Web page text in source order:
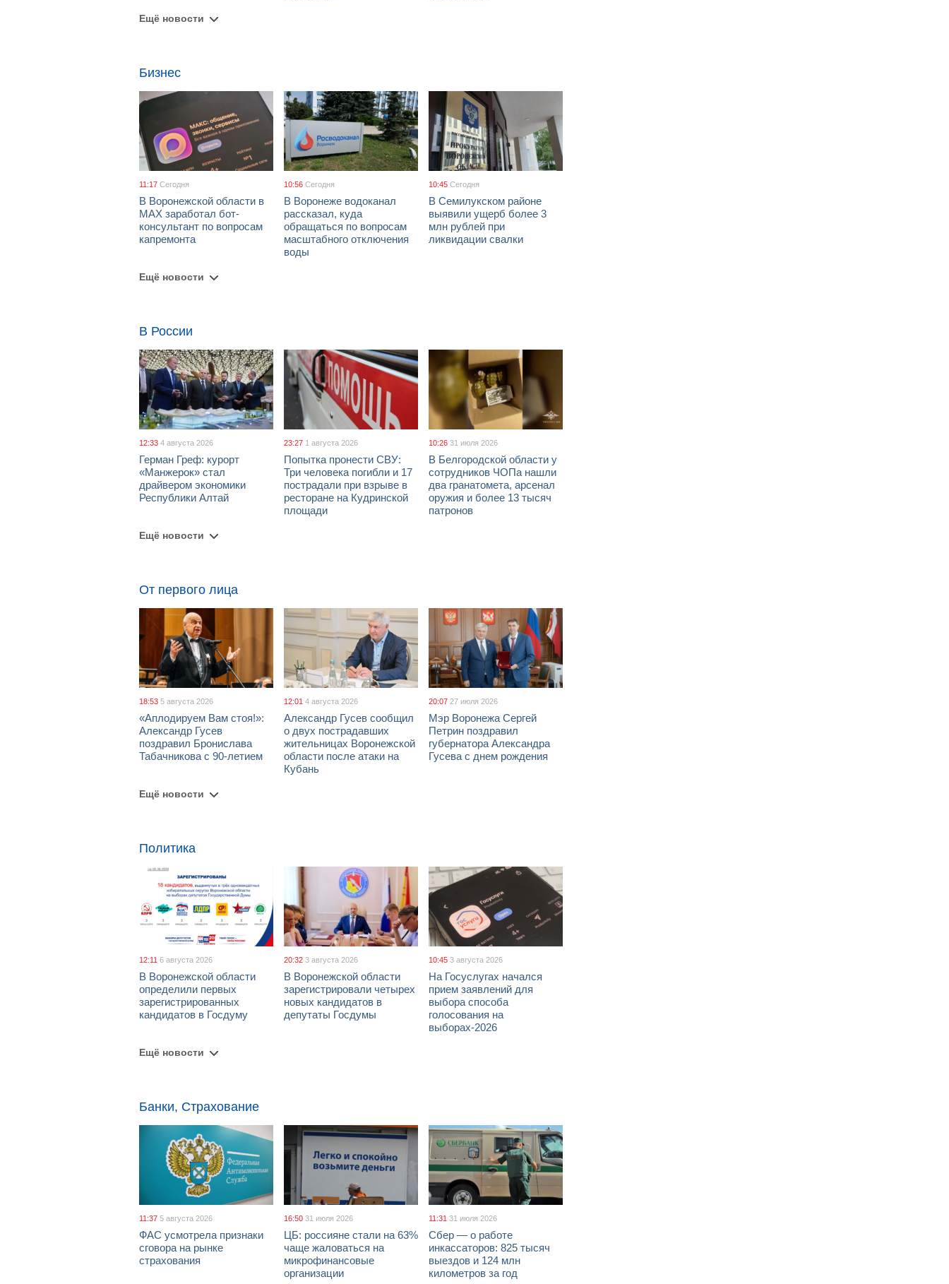
Ещё новости
Бизнес
11:17 Сегодня
В Воронежской области в
МАХ заработал бот-
консультант по вопросам
капремонта
10:56 Сегодня
В Воронеже водоканал
рассказал, куда
обращаться по вопросам
масштабного отключения
воды
10:45 Сегодня
В Семилукском районе
выявили ущерб более 3
млн рублей при
ликвидации свалки
Ещё новости
В России
12:33 4 августа 2026
Герман Греф: курорт
«Манжерок» стал
драйвером экономики
Республики Алтай
23:27 1 августа 2026
Попытка пронести СВУ:
Три человека погибли и 17
пострадали при взрыве в
ресторане на Кудринской
площади
10:26 31 июля 2026
В Белгородской области у
сотрудников ЧОПа нашли
два гранатомета, арсенал
оружия и более 13 тысяч
патронов
Ещё новости
От первого лица
18:53 5 августа 2026
«Аплодируем Вам стоя!»:
Александр Гусев
поздравил Бронислава
Табачникова с 90-летием
12:01 4 августа 2026
Александр Гусев сообщил
о двух пострадавших
жительницах Воронежской
области после атаки на
Кубань
20:07 27 июля 2026
Мэр Воронежа Сергей
Петрин поздравил
губернатора Александра
Гусева с днем рождения
Ещё новости
Политика
12:11 6 августа 2026
В Воронежской области
определили первых
зарегистрированных
кандидатов в Госдуму
20:32 3 августа 2026
В Воронежской области
зарегистрировали четырех
новых кандидатов в
депутаты Госдумы
10:45 3 августа 2026
На Госуслугах начался
прием заявлений для
выбора способа
голосования на
выборах-2026
Ещё новости
Банки, Страхование
11:37 5 августа 2026
ФАС усмотрела признаки
сговора на рынке
страхования
16:50 31 июля 2026
ЦБ: россияне стали на 63%
чаще жаловаться на
микрофинансовые
организации
11:31 31 июля 2026
Сбер — о работе
инкассаторов: 825 тысяч
выездов и 124 млн
километров за год